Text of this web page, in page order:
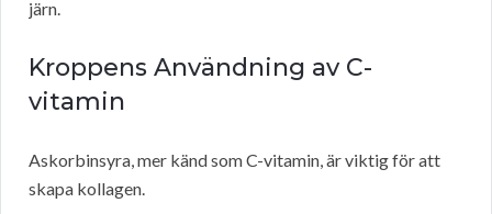
järn.
Kroppens Användning av C-
vitamin
Askorbinsyra, mer känd som C-vitamin, är viktig för att
skapa kollagen.